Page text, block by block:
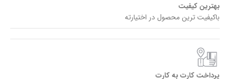
بهترین کیفیت
باکیفیت ترین محصول در اختیارته
پرداخت کارت به کارت